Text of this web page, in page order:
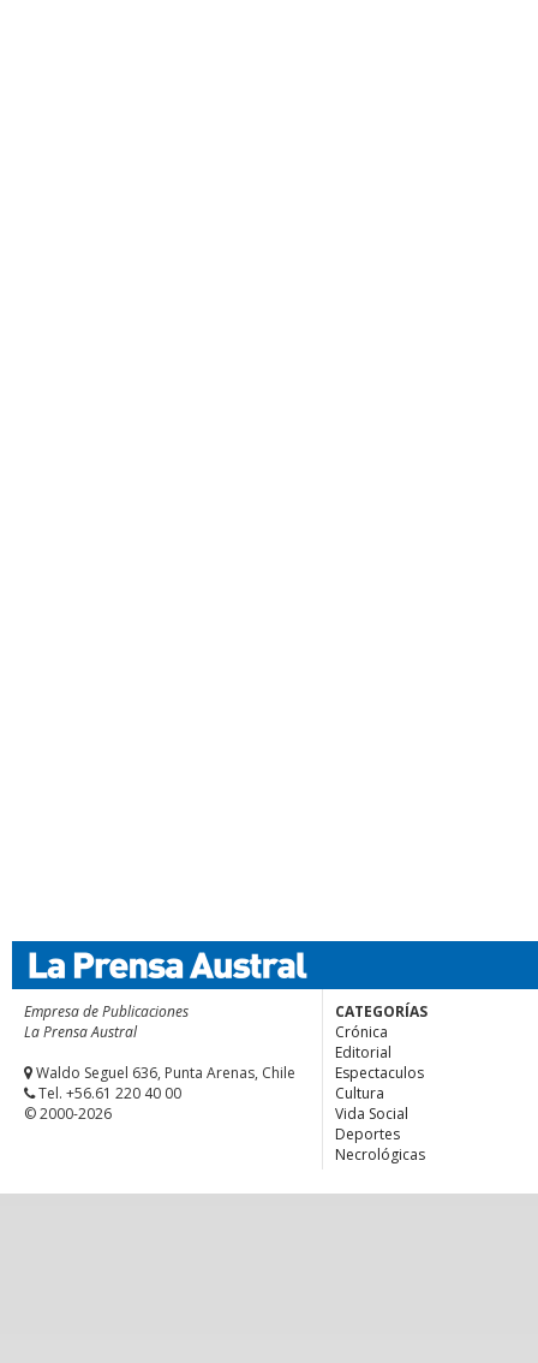
Empresa de Publicaciones
La Prensa Austral
Waldo Seguel 636, Punta Arenas, Chile
Tel. +56.61 220 40 00
© 2000-2026
CATEGORÍAS
Crónica
Editorial
Espectaculos
Cultura
Vida Social
Deportes
Necrológicas